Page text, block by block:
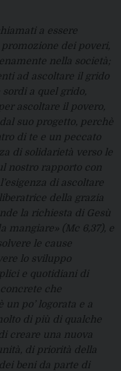
a essere
dei poveri,
nella società;
ad ascoltare il grido
a quel grido,
ascoltare il povero,
suo progetto, perchè
di te e un peccato
di solidarietà verso le
nostro rapporto con
di ascoltare
della grazia
la richiesta di Gesù
mangiare» (Mc 6,37), e
le cause
lo sviluppo
e quotidiani di
che
po’ logorata e a
di più di qualche
creare una nuova
di priorità della
beni da parte di